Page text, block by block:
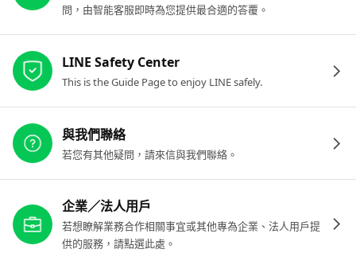
問，由智能客服即時為您提供最合適的答覆。
LINE Safety Center
This is the Guide Page to enjoy LINE safely.
與我們聯絡
若您有其他疑問，請來信與我們聯絡。
企業／法人用戶
若想瞭解業務合作相關事宜或其他專為企業、法人用戶提
供的服務，請點選此處。